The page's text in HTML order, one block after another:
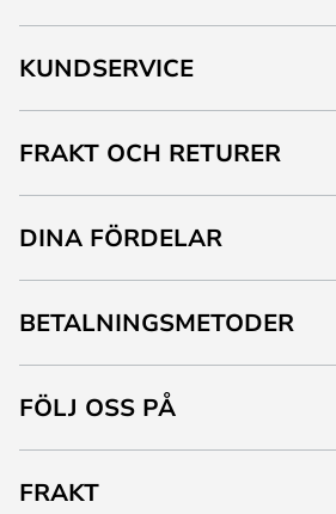
KUNDSERVICE
FRAKT OCH RETURER
DINA FÖRDELAR
BETALNINGSMETODER
FÖLJ OSS PÅ
FRAKT